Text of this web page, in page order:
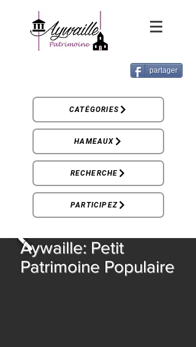
partager
Aywaille: Petit
Patrimoine Populaire
CATÉGORIES
HAMEAUX
RECHERCHE
PARTICIPEZ